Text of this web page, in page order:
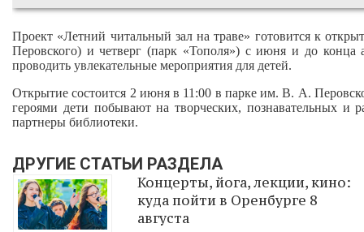
Проект «Летний читальный зал на траве» готовится к
Перовского) и четверг (парк «Тополя») с июня и до конца
проводить увлекательные мероприятия для детей.
Открытие состоится 2 июня в 11:00 в парке им. В. А.
героями дети побывают на творческих, познавательных и
партнеры библиотеки.
ДРУГИЕ СТАТЬИ РАЗДЕЛА
Концерты, йога, лекции, кино:
куда пойти в Оренбурге 8
августа